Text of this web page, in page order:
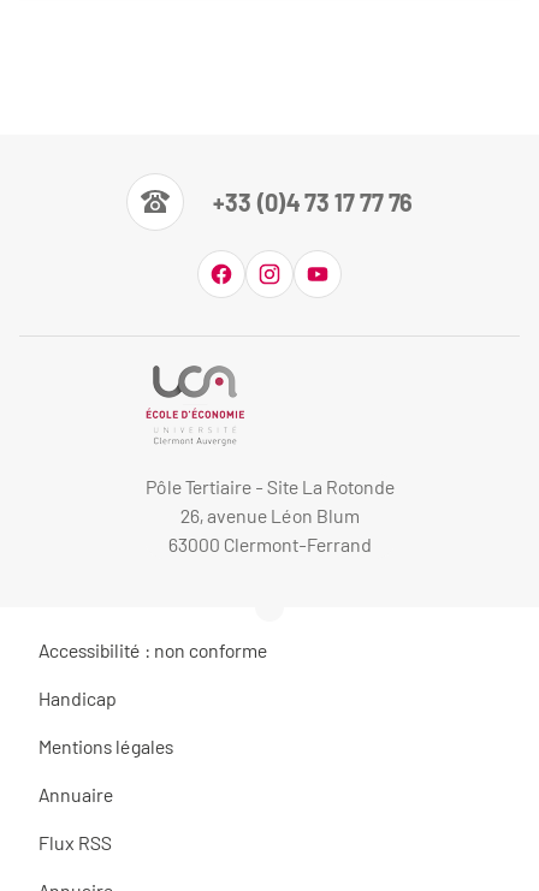
+33 (0)4 73 17 77 76
Pôle Tertiaire - Site La Rotonde
26, avenue Léon Blum
63000 Clermont-Ferrand
Accessibilité : non conforme
Handicap
Mentions légales
Annuaire
Flux RSS